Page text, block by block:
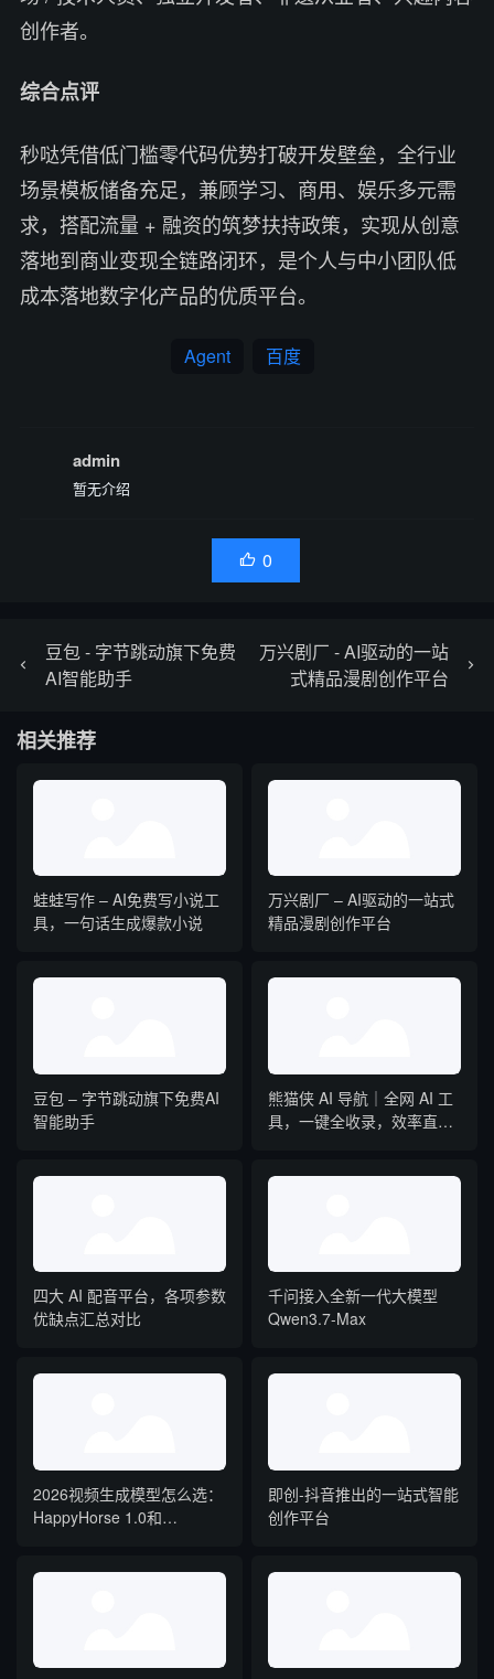
创作者。
综合点评
秒哒凭借低门槛零代码优势打破开发壁垒，全行业
场景模板储备充足，兼顾学习、商用、娱乐多元需
求，搭配流量 + 融资的筑梦扶持政策，实现从创意
落地到商业变现全链路闭环，是个人与中小团队低
成本落地数字化产品的优质平台。
Agent 百度
admin
暂无介绍
 0
豆包 - 字节跳动旗下免费
AI智能助手
万兴剧厂 - AI驱动的一站
式精品漫剧创作平台
相关推荐
蛙蛙写作 – AI免费写小说工
具，一句话生成爆款小说
万兴剧厂 – AI驱动的一站式
精品漫剧创作平台
豆包 – 字节跳动旗下免费AI
智能助手
熊猫侠 AI 导航｜全网 AI 工
具，一键全收录，效率直接
四大 AI 配音平台，各项参数
优缺点汇总对比
千问接入全新一代大模型
Qwen3.7-Max
2026视频生成模型怎么选：
HappyHorse 1.0和
即创-抖音推出的一站式智能
创作平台